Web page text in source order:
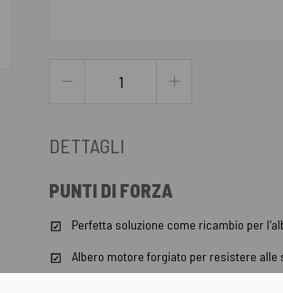
DETTAGLI
PUNTI DI FORZA
Perfetta soluzione come ricambio per
Albero motore forgiato per resistere alle